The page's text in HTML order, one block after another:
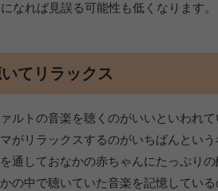
なれば見誤る可能性も低くなります。
てリラックス
ルトの音楽を聴くのがいいといわれ
がリラックスするのがいちばんとい
通しておなかの赤ちゃんにたっぷりの
の中で聴いていた音楽を記憶してい